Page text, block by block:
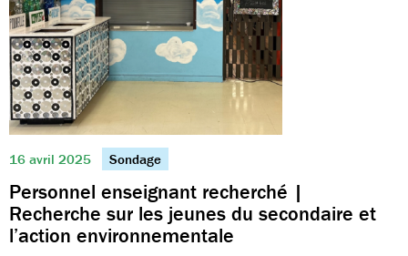
16 avril 2025 Sondage
Personnel enseignant recherché |
Recherche sur les jeunes du secondaire et
l’action environnementale